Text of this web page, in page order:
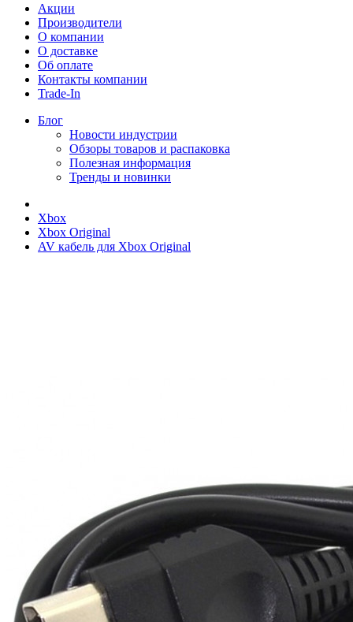
Акции
Производители
О компании
О доставке
Об оплате
Контакты компании
Trade-In
Блог
Новости индустрии
Обзоры товаров и распаковка
Полезная информация
Тренды и новинки
Xbox
Xbox Original
AV кабель для Xbox Original